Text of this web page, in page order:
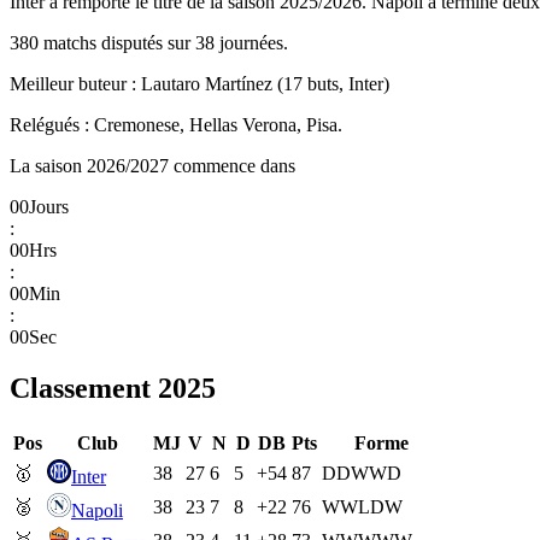
380 matchs disputés sur 38 journées.
Meilleur buteur : Lautaro Martínez (17 buts, Inter)
Relégués : Cremonese, Hellas Verona, Pisa.
La saison 2026/2027 commence dans
00Jours
:
00Hrs
:
00Min
:
00Sec
Classement 2025
Pos Club MJ V N D DB Pts
Forme
🥇
Inter 38 27 6 5 +54 87 DDWWD
🥈
Napoli 38 23 7 8 +22 76 WWLDW